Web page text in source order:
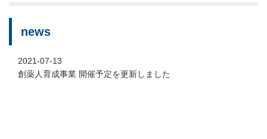
news
2021-07-13
創薬人育成事業 開催予定を更新しました